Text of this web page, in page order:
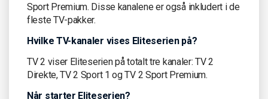
Sport Premium. Disse kanalene er også inkludert i de
fleste TV-pakker.
Hvilke TV-kanaler vises Eliteserien på?
TV 2 viser Eliteserien på totalt tre kanaler: TV 2
Direkte, TV 2 Sport 1 og TV 2 Sport Premium.
Når starter Eliteserien?